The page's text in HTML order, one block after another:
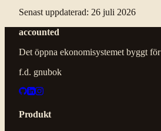
Senast uppdaterad: 26 juli 2026
accounted
Det öppna ekonomisystemet byggt för
f.d. gnubok
Produkt